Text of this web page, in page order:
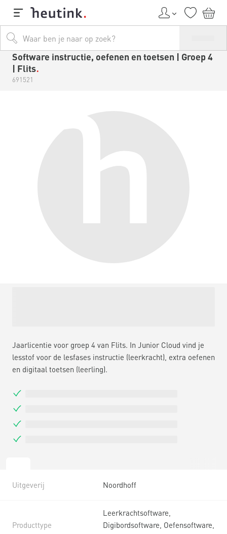
Software instructie, oefenen en toetsen | Groep 4
| Flits
691521
Jaarlicentie voor groep 4 van Flits. In Junior Cloud vind je
lesstof voor de lesfases instructie (leerkracht), extra oefenen
en digitaal toetsen (leerling).
Uitgeverij Noordhoff
Producttype
Leerkrachtsoftware,
Digibordsoftware, Oefensoftware,